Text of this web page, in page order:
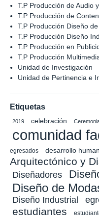
T.P Producción de Audio
T.P Producción de
T.P Producción Diseño
T.P Producción Diseño
T.P Producción en
T.P Producción
Unidad de Investigación
Unidad de Pertinencia e
Etiquetas
2019 celebración
comunidad
egresados
desarrollo
Arquitectónico y
Diseñadores
Diseño de
Diseño Industrial
estudiantes